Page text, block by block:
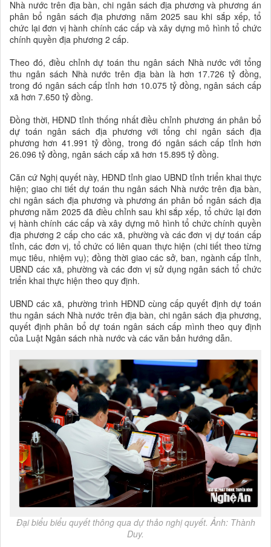
Nhà nước trên địa bàn, chi ngân sách địa phương và phương án
phân bổ ngân sách địa phương năm 2025 sau khi sắp xếp, tổ
chức lại đơn vị hành chính các cấp và xây dựng mô hình tổ chức
chính quyền địa phương 2 cấp.
Theo đó, điều chỉnh dự toán thu ngân sách Nhà nước với tổng
thu ngân sách Nhà nước trên địa bàn là hơn 17.726 tỷ đồng,
trong đó ngân sách cấp tỉnh hơn 10.075 tỷ đồng, ngân sách cấp
xã hơn 7.650 tỷ đồng.
Đồng thời, HĐND tỉnh thống nhất điều chỉnh phương án phân bổ
dự toán ngân sách địa phương với tổng chi ngân sách địa
phương hơn 41.991 tỷ đồng, trong đó ngân sách cấp tỉnh hơn
26.096 tỷ đồng, ngân sách cấp xã hơn 15.895 tỷ đồng.
Căn cứ Nghị quyết này, HĐND tỉnh giao UBND tỉnh triển khai thực
hiện; giao chi tiết dự toán thu ngân sách Nhà nước trên địa bàn,
chi ngân sách địa phương và phương án phân bổ ngân sách địa
phương năm 2025 đã điều chỉnh sau khi sắp xếp, tổ chức lại đơn
vị hành chính các cấp và xây dựng mô hình tổ chức chính quyền
địa phương 2 cấp cho các xã, phường và các đơn vị dự toán cấp
tỉnh, các đơn vị, tổ chức có liên quan thực hiện (chi tiết theo từng
mục tiêu, nhiệm vụ); đồng thời giao các sở, ban, ngành cấp tỉnh,
UBND các xã, phường và các đơn vị sử dụng ngân sách tổ chức
triển khai thực hiện theo quy định.
UBND các xã, phường trình HĐND cùng cấp quyết định dự toán
thu ngân sách Nhà nước trên địa bàn, chi ngân sách địa phương,
quyết định phân bổ dự toán ngân sách cấp mình theo quy định
của Luật Ngân sách nhà nước và các văn bản hướng dẫn.
Đại biểu biểu quyết thông qua dự thảo nghị quyết. Ảnh: Thành
Duy.